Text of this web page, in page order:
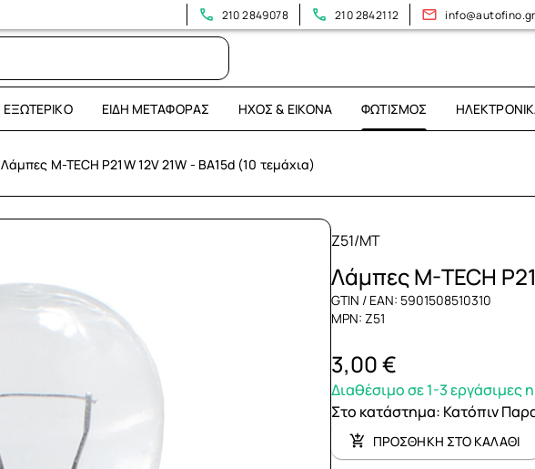
210 2849078 210 2842112 info@autofino.gr
ΕΞΩΤΕΡΙΚΌ ΕΊΔΗ ΜΕΤΑΦΟΡΆΣ ΉΧΟΣ & ΕΙΚΌΝΑ ΦΩΤΙΣΜΌΣ
Λάμπες M-TECH P21W 12V 21W - BA15d (10 τεμάχια)
Z51/MT
Λάμπες M-TECH
GTIN / EAN: 5901508510310
MPN: Z51
3,00 €
Διαθέσιμο σε 1-3 εργάσιμες
Στο κατάστημα: Κατόπιν
ΠΡΟΣΘΗΚΗ ΣΤΟ ΚΑΛΑΘΙ